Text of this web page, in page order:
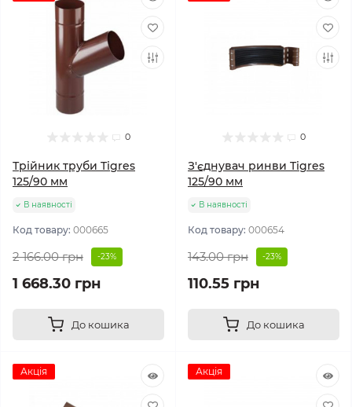
0
Трійник труби Tigres
125/90 мм
В наявності
Код товару: 000665
2 166.00 грн -23%
1 668.30 грн
До кошика
0
З'єднувач ринви Tigres
125/90 мм
В наявності
Код товару: 000654
143.00 грн -23%
110.55 грн
До кошика
Акція Акція